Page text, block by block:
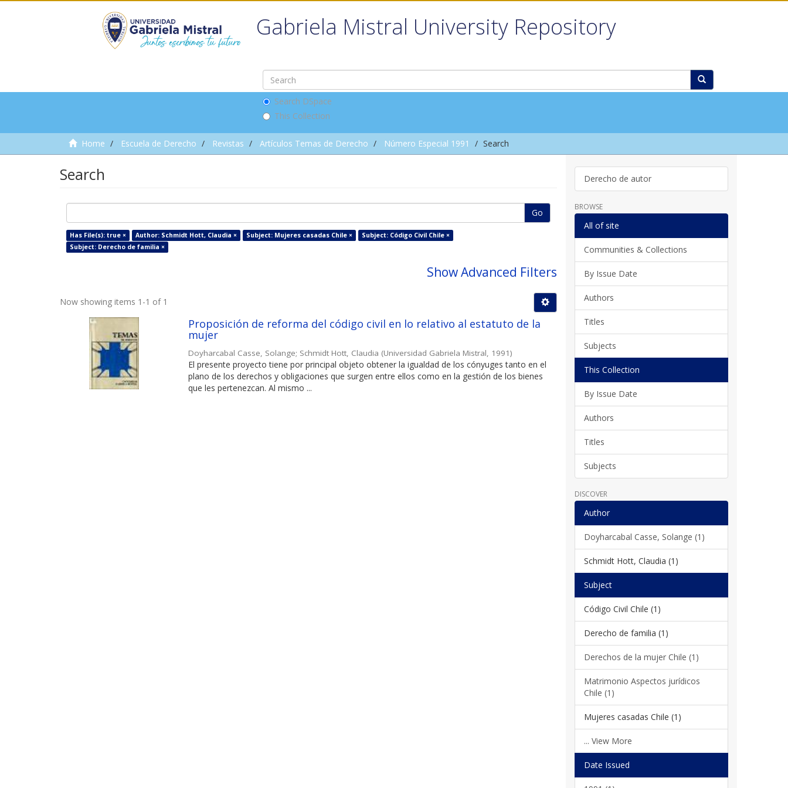
Gabriela Mistral University Repository
Search DSpace
This Collection
Home Escuela de Derecho Revistas Artículos Temas de Derecho Número Especial 1991 Search
Search
Go
Has File(s): true × Author: Schmidt Hott, Claudia × Subject: Mujeres casadas Chile ×
Subject: Código Civil Chile ×
Subject: Derecho de familia ×
Show Advanced Filters
Now showing items 1-1 of 1
Proposición de reforma del código civil en lo relativo al estatuto de la
mujer
Doyharcabal Casse, Solange; Schmidt Hott, Claudia (Universidad Gabriela Mistral 1991)
El presente proyecto tiene por principal objeto obtener la igualdad de los cónyuges tanto en el
plano de los derechos y obligaciones que surgen entre ellos como en la gestión de los bienes
que les pertenezcan. Al mismo ...
Derecho de autor
BROWSE
All of site
Communities & Collections
By Issue Date
Authors
Titles
Subjects
This Collection
By Issue Date
Authors
Titles
Subjects
DISCOVER
Author
Doyharcabal Casse, Solange (1)
Schmidt Hott, Claudia (1)
Subject
Código Civil Chile (1)
Derecho de familia (1)
Derechos de la mujer Chile (1)
Matrimonio Aspectos jurídicos
Chile (1)
Mujeres casadas Chile (1)
... View More
Date Issued